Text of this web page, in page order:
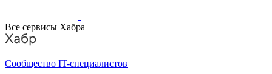
Все сервисы Хабра
Сообщество IT-специалистов